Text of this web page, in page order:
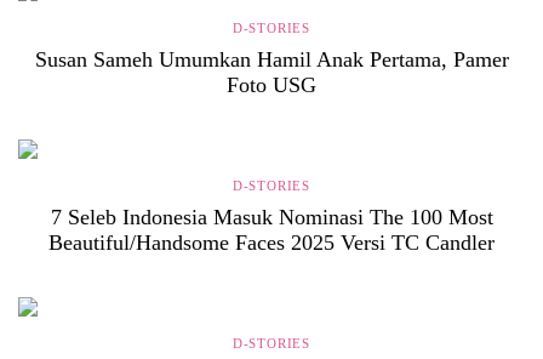
D-STORIES
Susan Sameh Umumkan Hamil Anak Pertama, Pamer
Foto USG
D-STORIES
7 Seleb Indonesia Masuk Nominasi The 100 Most
Beautiful/Handsome Faces 2025 Versi TC Candler
D-STORIES